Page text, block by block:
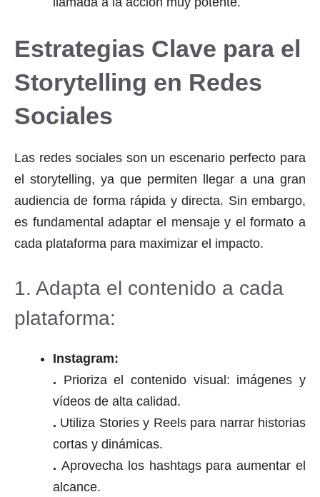
Estrategias Clave para el
Storytelling en Redes
Sociales
Las redes sociales son un escenario perfecto para
el storytelling, ya que permiten llegar a una gran
audiencia de forma rápida y directa. Sin embargo,
es fundamental adaptar el mensaje y el formato a
cada plataforma para maximizar el impacto.
1. Adapta el contenido a cada
plataforma:
Instagram:
. Prioriza el contenido visual: imágenes y
vídeos de alta calidad.
. Utiliza Stories y Reels para narrar historias
cortas y dinámicas.
. Aprovecha los hashtags para aumentar el
alcance.